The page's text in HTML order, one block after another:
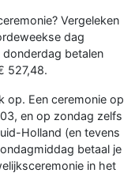
Vergeleken
dag
betalen
527,48.
op. Een ceremonie op
en op zondag zelfs
Holland (en tevens
betaal je
in het